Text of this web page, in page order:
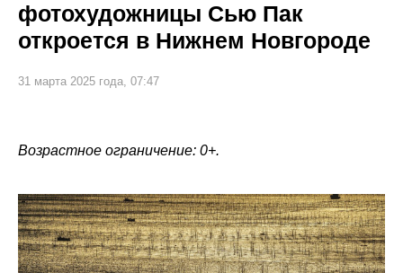
фотохудожницы Сью Пак
откроется в Нижнем Новгороде
31 марта 2025 года, 07:47
Возрастное ограничение: 0+.